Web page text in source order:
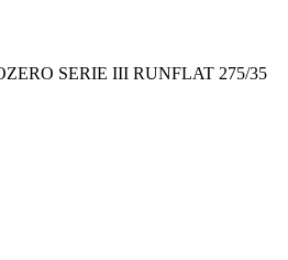
SERIE III RUNFLAT 275/35